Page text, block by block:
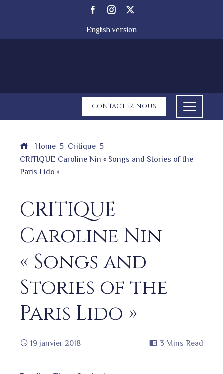
English version
CONTACTEZ NOUS
Home
Critique
CRITIQUE Caroline Nin « Songs and Stories of the
Paris Lido »
CRITIQUE
Caroline Nin
« Songs and
Stories of the
Paris Lido »
19 janvier 2018 3 Mins Read